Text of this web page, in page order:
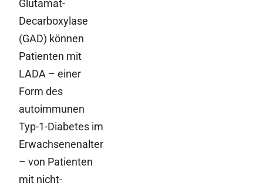
Glutamat-
Decarboxylase
(GAD) können
Patienten mit
LADA – einer
Form des
autoimmunen
Typ-1-Diabetes im
Erwachsenenalter
– von Patienten
mit nicht-